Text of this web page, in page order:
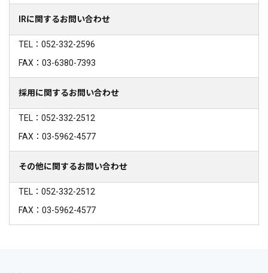
IRに関するお問い合わせ
TEL：052-332-2596
FAX：03-6380-7393
採用に関するお問い合わせ
TEL：052-332-2512
FAX：03-5962-4577
その他に関するお問い合わせ
TEL：052-332-2512
FAX：03-5962-4577